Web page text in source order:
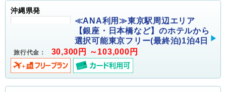
沖縄県発
≪ANA利用≫東京駅周辺エリア
【銀座・日本橋など】のホテルから
選択可能東京フリー(最終泊)1泊4日
旅行代金： 30,300円 ～103,000円